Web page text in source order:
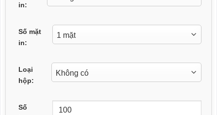
in:
Số mặt
in:
Loại
hộp:
Số